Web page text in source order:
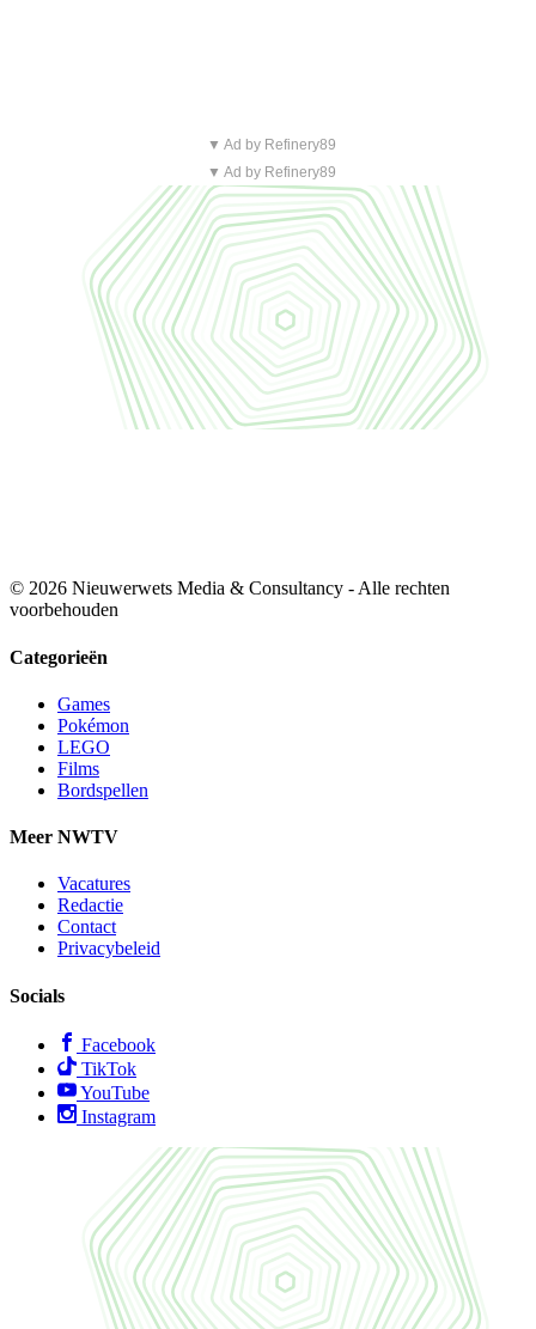
▼ Ad by Refinery89
▼ Ad by Refinery89
© 2026 Nieuwerwets Media & Consultancy - Alle rechten
voorbehouden
Categorieën
Games
Pokémon
LEGO
Films
Bordspellen
Meer NWTV
Vacatures
Redactie
Contact
Privacybeleid
Socials
Facebook
TikTok
YouTube
Instagram